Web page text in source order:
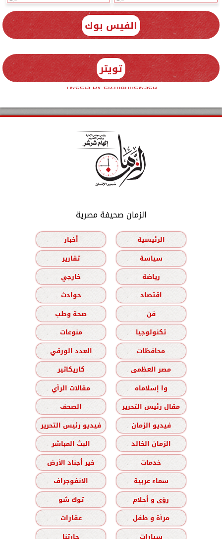
الفيس بوك
تويتر
Tweets by elzmannewseg
الزمان صحيفة مصرية
الرئيسية
أخبار
سياسة
تقارير
رياضة
خارجي
اقتصاد
حوادث
فن
صحة وطب
تكنولوجيا
منوعات
محافظات
العدد الورقي
مصر العظمى
كاريكاتير
وا إسلاماه
مقالات الرأي
مقال رئيس التحرير
الصحف
فيديو الزمان
فيديو رئيس التحرير
الزمان الخالد
البث المباشر
خدمات
خير أجناد الأرض
سماء عربية
الانفوجراف
رؤى و أحلام
توك شو
مرأة و طفل
عقارات